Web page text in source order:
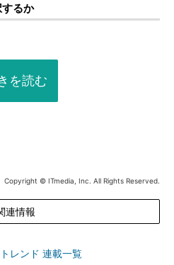
るか
を読む
Copyright © ITmedia, Inc. All Rights Reserved.
連情報
レンド 連載一覧